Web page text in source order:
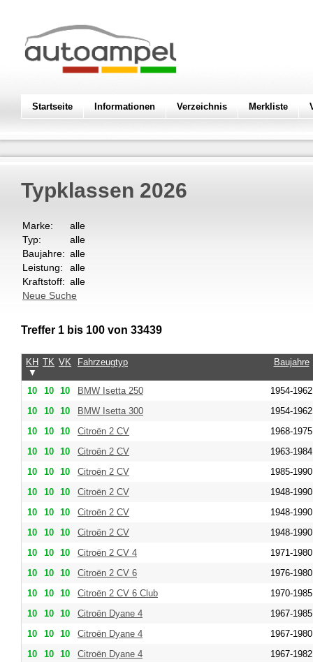
Startseite Informationen Verzeichnis Merkliste
Typklassen 2026
Marke:
alle
Typ:
alle
Baujahre: alle
Leistung:
alle
Kraftstoff: alle
Neue Suche
Treffer 1 bis 100 von 33439
KH
▼
TK VK Fahrzeugtyp Baujahre
10 10 10 BMW Isetta 250
1954-1962
10
10 10 BMW Isetta 300
1954-1962
10
10 10 Citroën 2 CV
1968-1975
10
10 10 Citroën 2 CV
1963-1984
10
10 10 Citroën 2 CV
1985-1990
10
10 10 Citroën 2 CV
1948-1990
10
10 10 Citroën 2 CV
1948-1990
10
10 10 Citroën 2 CV
1948-1990
10
10 10 Citroën 2 CV 4
1971-1980
10
10 10 Citroën 2 CV 6
1976-1980
10
10 10 Citroën 2 CV 6 Club
1970-1985
10
10 10 Citroën Dyane 4
1967-1985
10
10 10 Citroën Dyane 4
1967-1980
10
10 10 Citroën Dyane 4
1967-1982